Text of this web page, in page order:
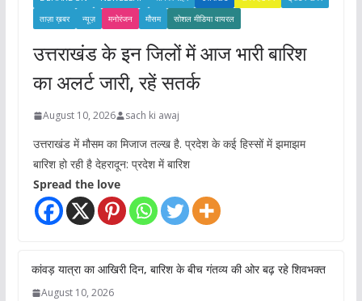
ताज़ा ख़बर
न्यूज़ मनोरंजन मौसम सोशल मीडिया वायरल
उत्तराखंड के इन जिलों में आज भारी बारिश
का अलर्ट जारी, रहें सतर्क
August 10, 2026 sach ki awaj
उत्तराखंड में मौसम का मिजाज तल्ख है. प्रदेश के कई हिस्सों में झमाझम
बारिश हो रही है देहरादून: प्रदेश में बारिश
Spread the love
कांवड़ यात्रा का आखिरी दिन, बारिश के बीच गंतव्य की ओर बढ़ रहे शिवभक्त
August 10, 2026